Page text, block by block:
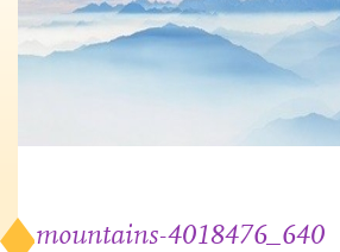
mountains-4018476_640